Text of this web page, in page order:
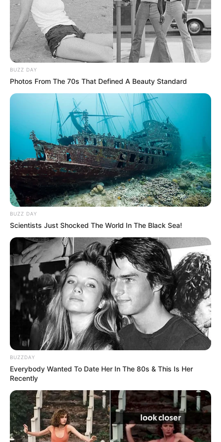
TEMAS DESTACADOS
EMERGENCIAS POR LLUVIAS
FUERTES LLUVIAS
VIA AL LLANO
CORTES DE LUZ
CORTES DE AGUA
FENÓMENO DEL NIÑO
BUZZ DAY
Photos From The 70s That Defined A Beauty Standard
BUZZ DAY
Scientists Just Shocked The World In The Black Sea!
BUZZDAY
Everybody Wanted To Date Her In The 80s & This Is Her
Recently